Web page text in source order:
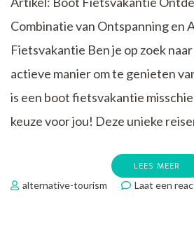
Combinatie van Ontspanning en
Fietsvakantie Ben je op zoek
actieve manier om te genieten
is een boot fietsvakantie
keuze voor jou! Deze unieke
LEES MEER
alternative-tourism Laat een